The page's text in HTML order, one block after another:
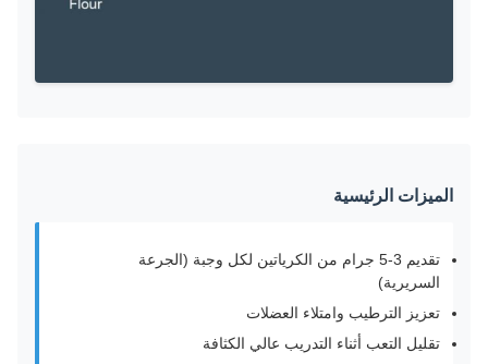
الميزات الرئيسية
تقديم 3-5 جرام من الكرياتين لكل وجبة (الجرعة
السريرية)
تعزيز الترطيب وامتلاء العضلات
تقليل التعب أثناء التدريب عالي الكثافة